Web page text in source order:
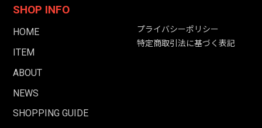
SHOP INFO
HOME
ITEM
ABOUT
NEWS
SHOPPING GUIDE
プライバシーポリシー
特定商取引法に基づく表記